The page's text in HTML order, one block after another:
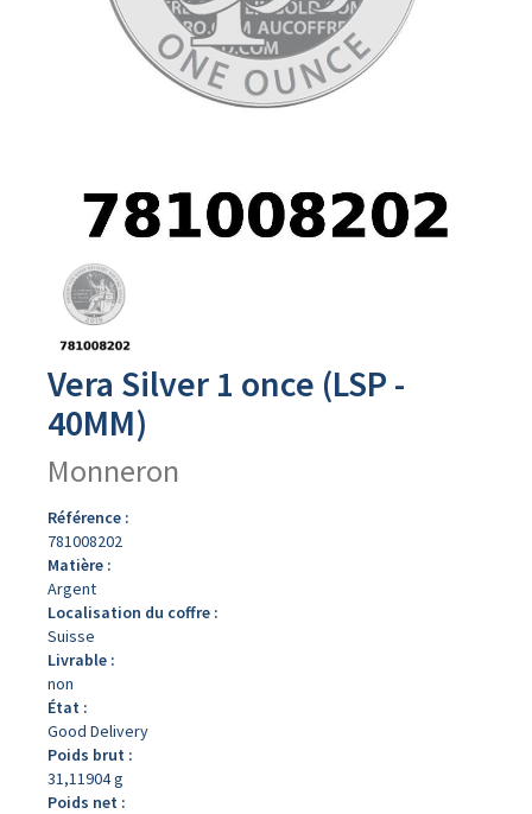
produit
Vera Silver 1 once (LSP -
40MM)
Monneron
Référence :
781008202
Matière :
Argent
Localisation du coffre :
Suisse
Livrable :
non
État :
Good Delivery
Poids brut :
31,11904 g
Poids net :